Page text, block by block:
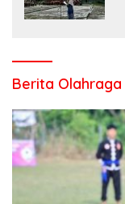
Berita Olahraga